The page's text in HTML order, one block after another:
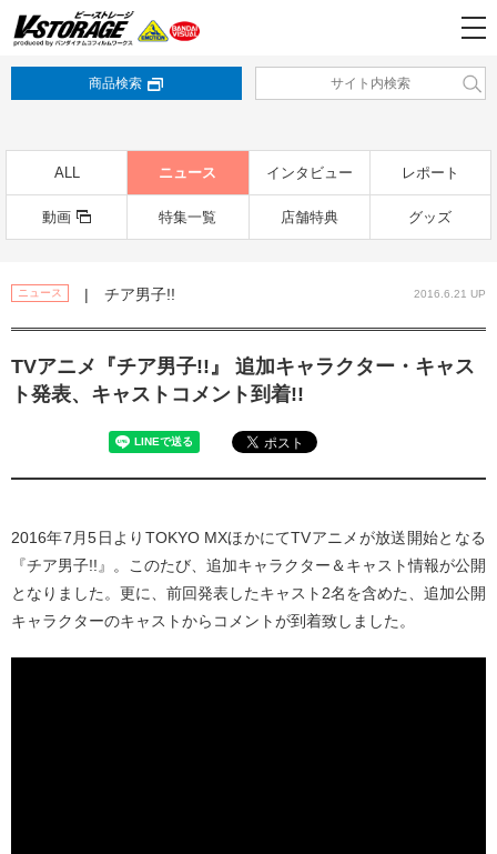
商品検索
ALL ニュース インタビュー レポート
動画 特集一覧 店舗特典 グッズ
ニュース | チア男子!! 2016.6.21 UP
TVアニメ『チア男子!!』 追加キャラクター・キャス
ト発表、キャストコメント到着!!
2016年7月5日よりTOKYO MXほかにてTVアニメが放送開始となる
『チア男子!!』。このたび、追加キャラクター＆キャスト情報が公開
となりました。更に、前回発表したキャスト2名を含めた、追加公開
キャラクターのキャストからコメントが到着致しました。